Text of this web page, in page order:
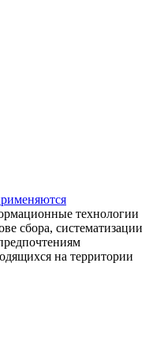
технологии
сбора, систематизации
на территории